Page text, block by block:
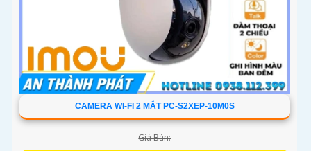
CAMERA WI-FI 2 MẮT PC-S2XEP-10M0S
Giá Bán: